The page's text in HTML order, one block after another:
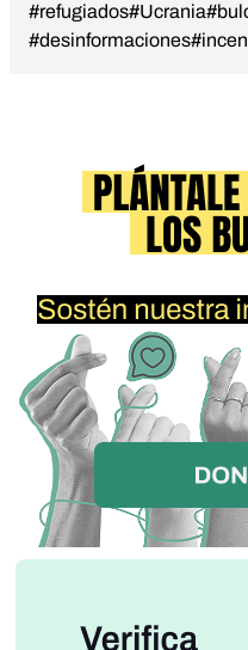
#refugiados#Ucrania
#desinformaciones